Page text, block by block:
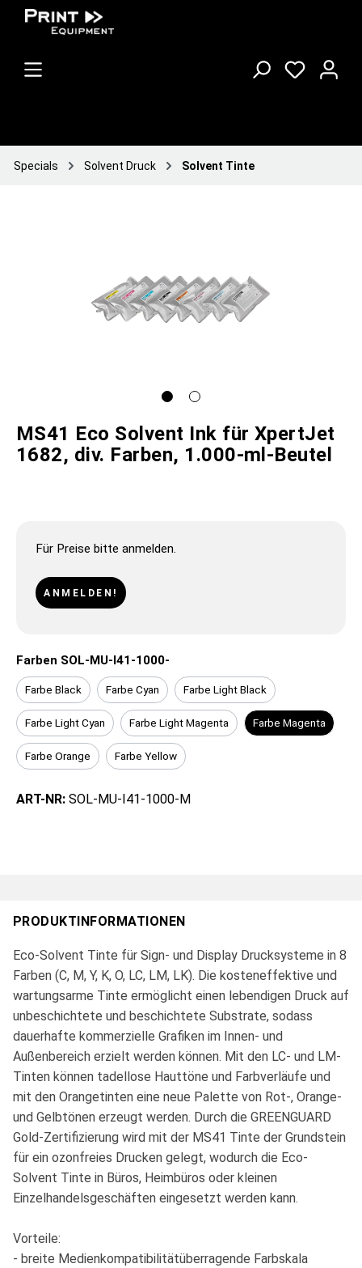
Specials Solvent Druck Solvent Tinte
MS41 Eco Solvent Ink für XpertJet
1682, div. Farben, 1.000-ml-Beutel
Für Preise bitte anmelden.
ANMELDEN!
Farben SOL-MU-I41-1000-
Farbe Black Farbe Cyan Farbe Light Black
Farbe Light Cyan Farbe Light Magenta Farbe Magenta
Farbe Orange Farbe Yellow
ART-NR: SOL-MU-I41-1000-M
PRODUKTINFORMATIONEN
Eco-Solvent Tinte für Sign- und Display Drucksysteme in 8
Farben (C, M, Y, K, O, LC, LM, LK). Die kosteneffektive und
wartungsarme Tinte ermöglicht einen lebendigen Druck auf
unbeschichtete und beschichtete Substrate, sodass
dauerhafte kommerzielle Grafiken im Innen- und
Außenbereich erzielt werden können. Mit den LC- und LM-
Tinten können tadellose Hauttöne und Farbverläufe und
mit den Orangetinten eine neue Palette von Rot-, Orange-
und Gelbtönen erzeugt werden. Durch die GREENGUARD
Gold-Zertifizierung wird mit der MS41 Tinte der Grundstein
für ein ozonfreies Drucken gelegt, wodurch die Eco-
Solvent Tinte in Büros, Heimbüros oder kleinen
Einzelhandelsgeschäften eingesetzt werden kann.
Vorteile:
- breite Medienkompatibilitätüberragende Farbskala